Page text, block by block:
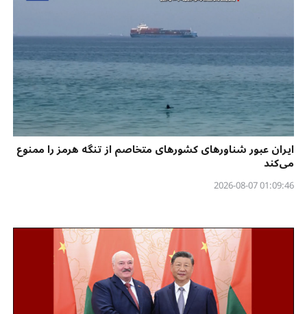
ایران عبور شناورهای کشورهای متخاصم از تنگه هرمز را ممنوع
می‌کند
01:09:46 2026-08-07